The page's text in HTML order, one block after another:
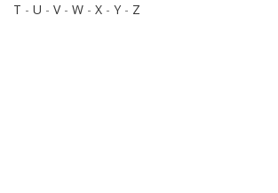
T - U - V- W - X - Y - Z